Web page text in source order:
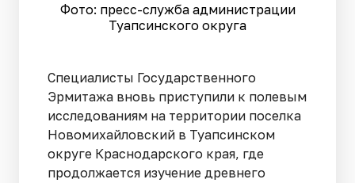
Фото: пресс-служба администрации
Туапсинского округа
Специалисты Государственного
Эрмитажа вновь приступили к полевым
исследованиям на территории поселка
Новомихайловский в Туапсинском
округе Краснодарского края, где
продолжается изучение древнего